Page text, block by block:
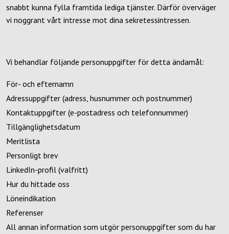
snabbt kunna fylla framtida lediga tjänster. Därför överväger
vi noggrant vårt intresse mot dina sekretessintressen.
Vi behandlar följande personuppgifter för detta ändamål:
För- och efternamn
Adressuppgifter (adress, husnummer och postnummer)
Kontaktuppgifter (e-postadress och telefonnummer)
Tillgänglighetsdatum
Meritlista
Personligt brev
LinkedIn-profil (valfritt)
Hur du hittade oss
Löneindikation
Referenser
All annan information som utgör personuppgifter som du har